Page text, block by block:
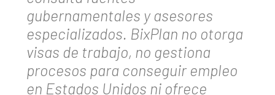
gubernamentales y asesores
especializados. BixPlan no otorga
visas de trabajo, no gestiona
procesos para conseguir empleo
en Estados Unidos ni ofrece